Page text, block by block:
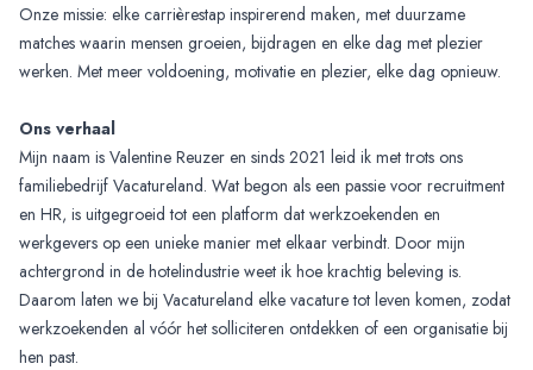
Onze missie: elke carrièrestap inspirerend maken, met duurzame
matches waarin mensen groeien, bijdragen en elke dag met plezier
werken. Met meer voldoening, motivatie en plezier, elke dag opnieuw.
Ons verhaal
Mijn naam is Valentine Reuzer en sinds 2021 leid ik met trots ons
familiebedrijf Vacatureland. Wat begon als een passie voor recruitment
en HR, is uitgegroeid tot een platform dat werkzoekenden en
werkgevers op een unieke manier met elkaar verbindt. Door mijn
achtergrond in de hotelindustrie weet ik hoe krachtig beleving is.
Daarom laten we bij Vacatureland elke vacature tot leven komen, zodat
werkzoekenden al vóór het solliciteren ontdekken of een organisatie bij
hen past.